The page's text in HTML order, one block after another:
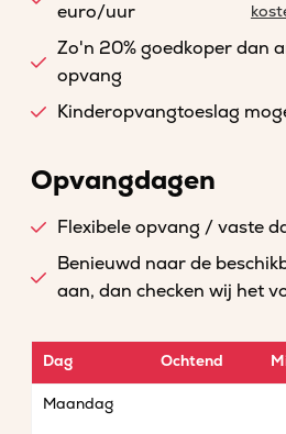
euro/uur
Zo'n 20% goedkoper dan
opvang
Kinderopvangtoeslag
Opvangdagen
Flexibele opvang / vaste
Benieuwd naar de
aan, dan checken wij het
Dag Ochtend
Maandag